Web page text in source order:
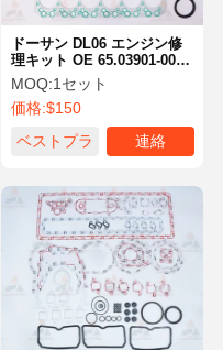
ドーサン DL06 エンジン修
理キット OE 65.03901-0071
ドーサン エグババター エン
ジンパーツ用
DX150LC/DX225LC-9C エグ
MOQ:1セット
価格:$150
ベストプラ
連絡